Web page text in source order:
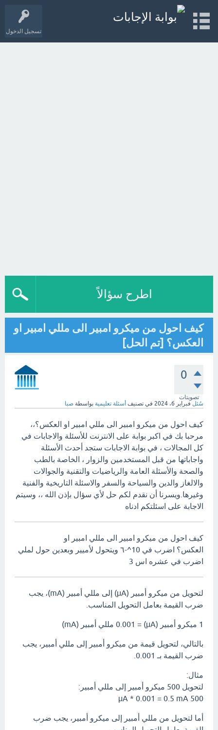
تسجيل الدخول
اطرح سؤالاً
كيف احول من ميكرو امبير الى مللي امبير او
العكس؟ [تم الحل]
0
تصويتات
سُئل فبراير 6، 2024 في تصنيف أسئلة تعليمية بواسطة صبا
كيف احول من ميكرو امبير الى مللي امبير او العكس؟،،
مرحبا بك في اكبر بوابة على الانترنت للأسئلة والاجابات في
كل المجالات ، في بوابة الاجابات ستجد أحدث الأسئلة
واجاباتها من قبل المستخدمين والزوار ، الخاصة بالطب
والصحة والأسئلة العامة والرياضيات والتقنية والجوالات
والالغاز والدين والسياحة والسفر والاسئلة التاريخية والفنية
وغيرها.ويسرنا أن نقدم لكم حل لأي سؤال بإذن الله ،، وسيتم
الاجابة على اسئلتكم ادناه
كيف احول من ميكرو امبير الى مللي امبير او
العكس؟ اضرب في 10^-٦ ويتحول لأميير وبعدين حول لملي
اضرب في عشره اس 3
لتحويل من ميكرو أمبير (μA) إلى مللي أمبير (mA)، يجب
ضرب القيمة بعامل التحويل المناسب.
1 ميكرو أمبير (μA) = 0.001 مللي أمبير (mA)
بالتالي، لتحويل قيمة من ميكرو أمبير إلى مللي أمبير، يجب
ضرب القيمة بـ 0.001.
مثال:
لتحويل 500 ميكرو أمبير إلى مللي أمبير:
500 μA * 0.001 = 0.5 mA
أما لتحويل من مللي أمبير إلى ميكرو أمبير، يجب ضرب